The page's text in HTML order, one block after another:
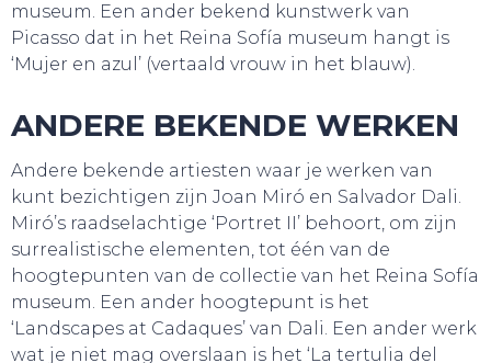
museum. Een ander bekend kunstwerk van
Picasso dat in het Reina Sofía museum hangt is
‘Mujer en azul’ (vertaald vrouw in het blauw).
ANDERE BEKENDE WERKEN
Andere bekende artiesten waar je werken van
kunt bezichtigen zijn Joan Miró en Salvador Dali.
Miró’s raadselachtige ‘Portret II’ behoort, om zijn
surrealistische elementen, tot één van de
hoogtepunten van de collectie van het Reina Sofía
museum. Een ander hoogtepunt is het
‘Landscapes at Cadaques’ van Dali. Een ander werk
wat je niet mag overslaan is het ‘La tertulia del